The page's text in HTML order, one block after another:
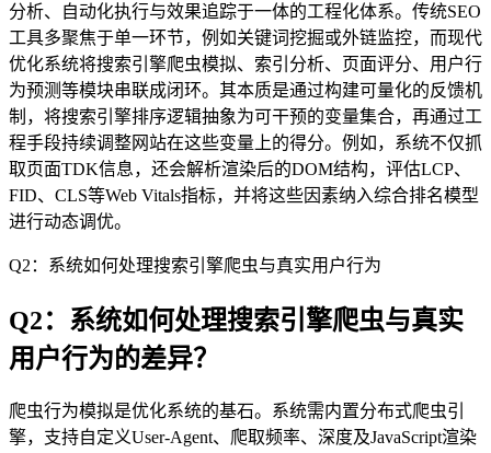
分析、自动化执行与效果追踪于一体的工程化体系。传统SEO
工具多聚焦于单一环节，例如关键词挖掘或外链监控，而现代
优化系统将搜索引擎爬虫模拟、索引分析、页面评分、用户行
为预测等模块串联成闭环。其本质是通过构建可量化的反馈机
制，将搜索引擎排序逻辑抽象为可干预的变量集合，再通过工
程手段持续调整网站在这些变量上的得分。例如，系统不仅抓
取页面TDK信息，还会解析渲染后的DOM结构，评估LCP、
FID、CLS等Web Vitals指标，并将这些因素纳入综合排名模型
进行动态调优。
Q2：系统如何处理搜索引擎爬虫与真实用户行为
Q2：系统如何处理搜索引擎爬虫与真实
用户行为的差异？
爬虫行为模拟是优化系统的基石。系统需内置分布式爬虫引
擎，支持自定义User-Agent、爬取频率、深度及JavaScript渲染